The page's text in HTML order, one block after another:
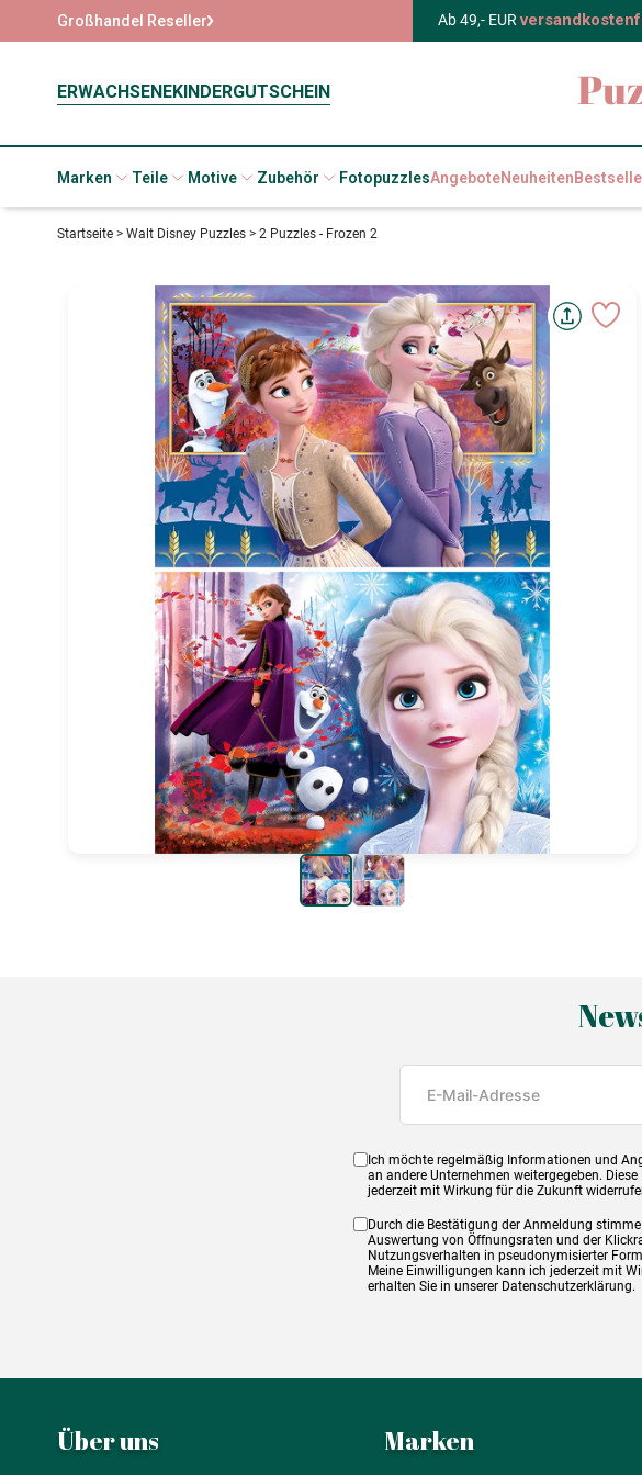
Großhandel Reseller Ab 49,- EUR
ERWACHSENEKINDERGUTSCHEIN
Marken Teile Motive Zubehör FotopuzzlesAngeboteNeuheiten
Startseite > Walt Disney Puzzles > 2 Puzzles - Frozen 2
Ich möchte regelmäßig Informationen und
an andere Unternehmen weitergegeben.
jederzeit mit Wirkung für die Zukunft
Durch die Bestätigung der Anmeldung
Auswertung von Öffnungsraten und der
Nutzungsverhalten in pseudonymisierter
Meine Einwilligungen kann ich jederzeit mit
erhalten Sie in unserer Datenschutzerklärung.
Über uns Marken